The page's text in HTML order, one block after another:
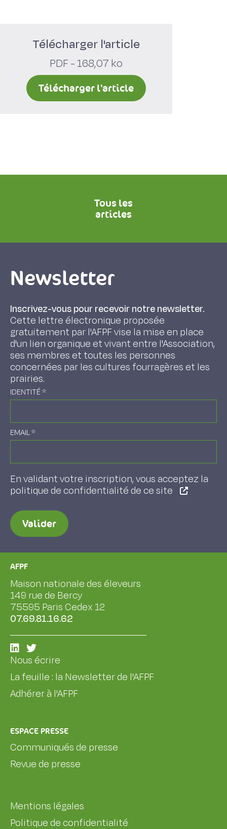
Télécharger l'article
PDF - 168,07 ko
Télécharger l'article
Tous les
articles
Newsletter
Inscrivez-vous pour recevoir notre newsletter.
Cette lettre électronique proposée
gratuitement par l'AFPF vise la mise en place
d'un lien organique et vivant entre l'Association,
ses membres et toutes les personnes
concernées par les cultures fourragères et les
prairies.
IDENTITÉ*
EMAIL*
En validant votre inscription, vous acceptez la
politique de confidentialité de ce site
Valider
AFPF
Maison nationale des éleveurs
149 rue de Bercy
75595 Paris Cedex 12
07.69.81.16.62
Nous écrire
La feuille : la Newsletter de l'AFPF
Adhérer à l'AFPF
ESPACE PRESSE
Communiqués de presse
Revue de presse
Mentions légales
Politique de confidentialité